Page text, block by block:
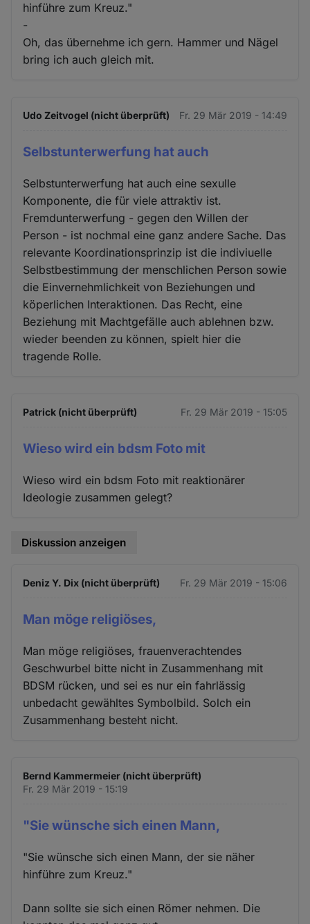
hinführe zum Kreuz."
-
Oh, das übernehme ich gern. Hammer und Nägel
bring ich auch gleich mit.
Udo Zeitvogel (nicht überprüft) Fr. 29 Mär 2019 - 14:49
Selbstunterwerfung hat auch
Selbstunterwerfung hat auch eine sexulle
Komponente, die für viele attraktiv ist.
Fremdunterwerfung - gegen den Willen der
Person - ist nochmal eine ganz andere Sache. Das
relevante Koordinationsprinzip ist die indiviuelle
Selbstbestimmung der menschlichen Person sowie
die Einvernehmlichkeit von Beziehungen und
köperlichen Interaktionen. Das Recht, eine
Beziehung mit Machtgefälle auch ablehnen bzw.
wieder beenden zu können, spielt hier die
tragende Rolle.
Patrick (nicht überprüft) Fr. 29 Mär 2019 - 15:05
Wieso wird ein bdsm Foto mit
Wieso wird ein bdsm Foto mit reaktionärer
Ideologie zusammen gelegt?
Diskussion anzeigen
Deniz Y. Dix (nicht überprüft) Fr. 29 Mär 2019 - 15:06
Man möge religiöses,
Man möge religiöses, frauenverachtendes
Geschwurbel bitte nicht in Zusammenhang mit
BDSM rücken, und sei es nur ein fahrlässig
unbedacht gewähltes Symbolbild. Solch ein
Zusammenhang besteht nicht.
Bernd Kammermeier (nicht überprüft)
Fr. 29 Mär 2019 - 15:19
"Sie wünsche sich einen Mann,
"Sie wünsche sich einen Mann, der sie näher
hinführe zum Kreuz."
Dann sollte sie sich einen Römer nehmen. Die